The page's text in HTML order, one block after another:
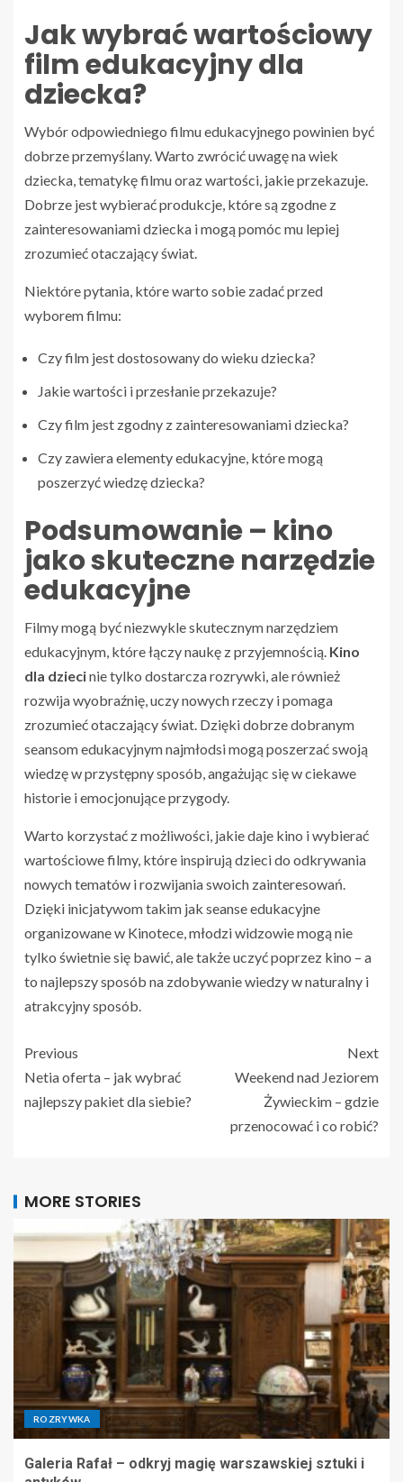
Jak wybrać wartościowy
film edukacyjny dla
dziecka?
Wybór odpowiedniego filmu edukacyjnego powinien być
dobrze przemyślany. Warto zwrócić uwagę na wiek
dziecka, tematykę filmu oraz wartości, jakie przekazuje.
Dobrze jest wybierać produkcje, które są zgodne z
zainteresowaniami dziecka i mogą pomóc mu lepiej
zrozumieć otaczający świat.
Niektóre pytania, które warto sobie zadać przed
wyborem filmu:
Czy film jest dostosowany do wieku dziecka?
Jakie wartości i przesłanie przekazuje?
Czy film jest zgodny z zainteresowaniami dziecka?
Czy zawiera elementy edukacyjne, które mogą
poszerzyć wiedzę dziecka?
Podsumowanie – kino
jako skuteczne narzędzie
edukacyjne
Filmy mogą być niezwykle skutecznym narzędziem
edukacyjnym, które łączy naukę z przyjemnością. Kino
dla dziecinie tylko dostarcza rozrywki, ale również
rozwija wyobraźnię, uczy nowych rzeczy i pomaga
zrozumieć otaczający świat. Dzięki dobrze dobranym
seansom edukacyjnym najmłodsi mogą poszerzać swoją
wiedzę w przystępny sposób, angażując się w ciekawe
historie i emocjonujące przygody.
Warto korzystać z możliwości, jakie daje kino i wybierać
wartościowe filmy, które inspirują dzieci do odkrywania
nowych tematów i rozwijania swoich zainteresowań.
Dzięki inicjatywom takim jak seanse edukacyjne
organizowane w Kinotece, młodzi widzowie mogą nie
tylko świetnie się bawić, ale także uczyć poprzez kino – a
to najlepszy sposób na zdobywanie wiedzy w naturalny i
atrakcyjny sposób.
Previous
Netia oferta – jak wybrać
najlepszy pakiet dla siebie?
Next
Weekend nad Jeziorem
Żywieckim – gdzie
przenocować i co robić?
MORE STORIES
ROZRYWKA
Galeria Rafał – odkryj magię warszawskiej sztuki i